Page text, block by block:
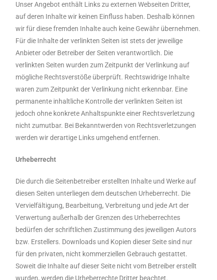
Unser Angebot enthält Links zu externen Webseiten Dritter,
auf deren Inhalte wir keinen Einfluss haben. Deshalb können
wir für diese fremden Inhalte auch keine Gewähr übernehmen.
Für die Inhalte der verlinkten Seiten ist stets der jeweilige
Anbieter oder Betreiber der Seiten verantwortlich. Die
verlinkten Seiten wurden zum Zeitpunkt der Verlinkung auf
mögliche Rechtsverstöße überprüft. Rechtswidrige Inhalte
waren zum Zeitpunkt der Verlinkung nicht erkennbar. Eine
permanente inhaltliche Kontrolle der verlinkten Seiten ist
jedoch ohne konkrete Anhaltspunkte einer Rechtsverletzung
nicht zumutbar. Bei Bekanntwerden von Rechtsverletzungen
werden wir derartige Links umgehend entfernen.
Urheberrecht
Die durch die Seitenbetreiber erstellten Inhalte und Werke auf
diesen Seiten unterliegen dem deutschen Urheberrecht. Die
Vervielfältigung, Bearbeitung, Verbreitung und jede Art der
Verwertung außerhalb der Grenzen des Urheberrechtes
bedürfen der schriftlichen Zustimmung des jeweiligen Autors
bzw. Erstellers. Downloads und Kopien dieser Seite sind nur
für den privaten, nicht kommerziellen Gebrauch gestattet.
Soweit die Inhalte auf dieser Seite nicht vom Betreiber erstellt
wurden, werden die Urheberrechte Dritter beachtet.